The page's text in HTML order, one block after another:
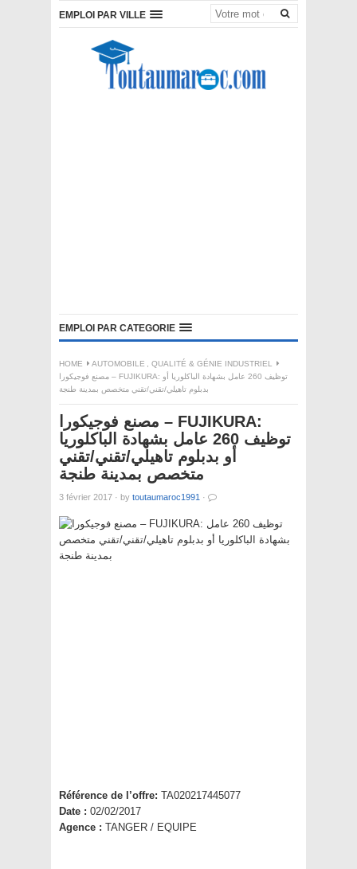
EMPLOI PAR VILLE
EMPLOI PAR CATEGORIE
HOME AUTOMOBILE , QUALITÉ & GÉNIE INDUSTRIEL
مصنع فوجيكورا – FUJIKURA: توظيف 260 عامل بشهادة الباكلوريا أو
بدبلوم تاهيلي/تقني/تقني متخصص بمدينة طنجة
مصنع فوجيكورا – FUJIKURA:
توظيف 260 عامل بشهادة الباكلوريا
أو بدبلوم تاهيلي/تقني/تقني
متخصص بمدينة طنجة
3 février 2017 · by toutaumaroc1991 ·
Référence de l’offre: TA020217445077
Date : 02/02/2017
Agence : TANGER / EQUIPE